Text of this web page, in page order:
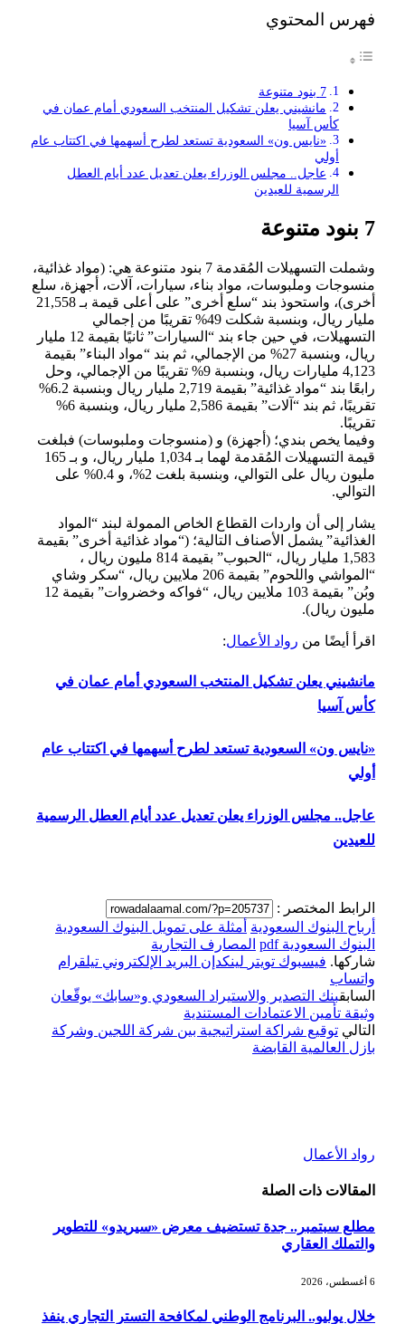
فهرس المحتوي
7 بنود متنوعة
مانشيني يعلن تشكيل المنتخب السعودي أمام عمان في
كأس آسيا
«نايس ون» السعودية تستعد لطرح أسهمها في اكتتاب عام
أولي
عاجل.. مجلس الوزراء يعلن تعديل عدد أيام العطل
الرسمية للعيدين
7 بنود متنوعة
وشملت التسهيلات المُقدمة 7 بنود متنوعة هي: (مواد غذائية،
منسوجات وملبوسات، مواد بناء، سيارات، آلات، أجهزة، سلع
أخرى)، واستحوذ بند “سلع أخرى” على أعلى قيمة بـ 21,558
مليار ريال، وبنسبة شكلت 49% تقريبًا من إجمالي
التسهيلات، في حين جاء بند “السيارات” ثانيًا بقيمة 12 مليار
ريال، وبنسبة 27% من الإجمالي، ثم بند “مواد البناء” بقيمة
4,123 مليارات ريال، وبنسبة 9% تقريبًا من الإجمالي، وحل
رابعًا بند “مواد غذائية” بقيمة 2,719 مليار ريال وبنسبة 6.2%
تقريبًا، ثم بند “آلات” بقيمة 2,586 مليار ريال، وبنسبة 6%
تقريبًا.
وفيما يخص بندي؛ (أجهزة) و (منسوجات وملبوسات) فبلغت
قيمة التسهيلات المُقدمة لهما بـ 1,034 مليار ريال، و بـ 165
مليون ريال على التوالي، وبنسبة بلغت 2%، و 0.4% على
التوالي.
يشار إلى أن واردات القطاع الخاص الممولة لبند “المواد
الغذائية” يشمل الأصناف التالية؛ (“مواد غذائية أخرى” بقيمة
1,583 مليار ريال، “الحبوب” بقيمة 814 مليون ريال ،
“المواشي واللحوم” بقيمة 206 ملايين ريال، “سكر وشاي
وبُن” بقيمة 103 ملايين ريال، “فواكه وخضروات” بقيمة 12
مليون ريال).
اقرأ أيضًا من رواد الأعمال:
مانشيني يعلن تشكيل المنتخب السعودي أمام عمان في
كأس آسيا
«نايس ون» السعودية تستعد لطرح أسهمها في اكتتاب عام
أولي
عاجل.. مجلس الوزراء يعلن تعديل عدد أيام العطل الرسمية
للعيدين
الرابط المختصر :
أرباح البنوك السعودية
أمثلة على تمويل البنوك السعودية
البنوك السعودية pdf
المصارف التجارية
شاركها. فيسبوك تويتر لينكدإن البريد الإلكتروني تيلقرام
واتساب
السابقبنك التصدير والاستيراد السعودي و«سابك» يوقّعان
وثيقة تأمين الاعتمادات المستندية
التالي توقيع شراكة استراتيجية بين شركة اللجين وشركة
بازل العالمية القابضة
رواد الأعمال
المقالات ذات الصلة
مطلع سبتمبر.. جدة تستضيف معرض «سيريدو» للتطوير
والتملك العقاري
6 أغسطس، 2026
خلال يوليو.. البرنامج الوطني لمكافحة التستر التجاري ينفذ